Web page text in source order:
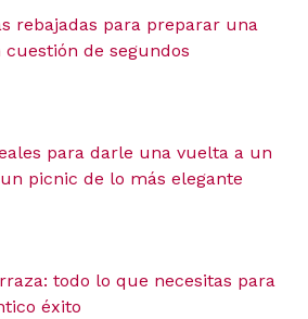
rebajadas para preparar una
de segundos
para darle una vuelta a un
picnic de lo más elegante
todo lo que necesitas para
éxito